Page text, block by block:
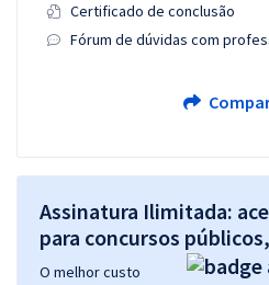
Certificado de conclusão
Fórum de dúvidas com
Assinatura Ilimitada:
para concursos
O melhor custo